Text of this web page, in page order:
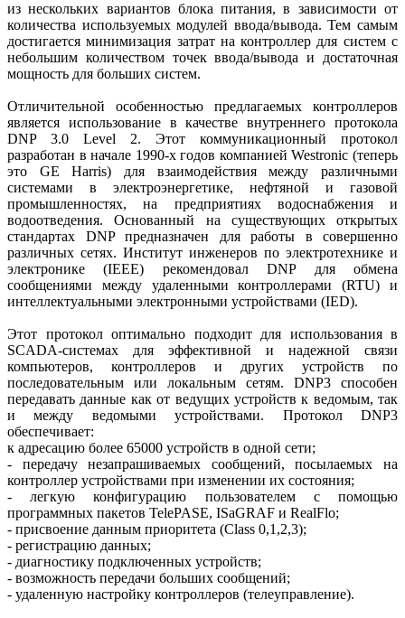
из нескольких вариантов блока питания, в зависимости от
количества используемых модулей ввода/вывода. Тем самым
достигается минимизация затрат на контроллер для систем с
небольшим количеством точек ввода/вывода и достаточная
мощность для больших систем.
Отличительной особенностью предлагаемых контроллеров
является использование в качестве внутреннего протокола
DNP 3.0 Level 2. Этот коммуникационный протокол
разработан в начале 1990-х годов компанией Westronic (теперь
это GE Harris) для взаимодействия между различными
системами в электроэнергетике, нефтяной и газовой
промышленностях, на предприятиях водоснабжения и
водоотведения. Основанный на существующих открытых
стандартах DNP предназначен для работы в совершенно
различных сетях. Институт инженеров по электротехнике и
электронике (IEEE) рекомендовал DNP для обмена
сообщениями между удаленными контроллерами (RTU) и
интеллектуальными электронными устройствами (IED).
Этот протокол оптимально подходит для использования в
SCADA-системах для эффективной и надежной связи
компьютеров, контроллеров и других устройств по
последовательным или локальным сетям. DNP3 способен
передавать данные как от ведущих устройств к ведомым, так
и между ведомыми устройствами. Протокол DNP3
обеспечивает:
к адресацию более 65000 устройств в одной сети;
- передачу незапрашиваемых сообщений, посылаемых на
контроллер устройствами при изменении их состояния;
- легкую конфигурацию пользователем с помощью
программных пакетов TelePASE, ISaGRAF и RealFlo;
- присвоение данным приоритета (Class 0,1,2,3);
- регистрацию данных;
- диагностику подключенных устройств;
- возможность передачи больших сообщений;
- удаленную настройку контроллеров (телеуправление).